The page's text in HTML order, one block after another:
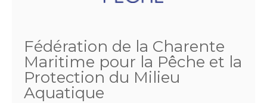
Fédération de la Charente
Maritime pour la Pêche et la
Protection du Milieu
Aquatique